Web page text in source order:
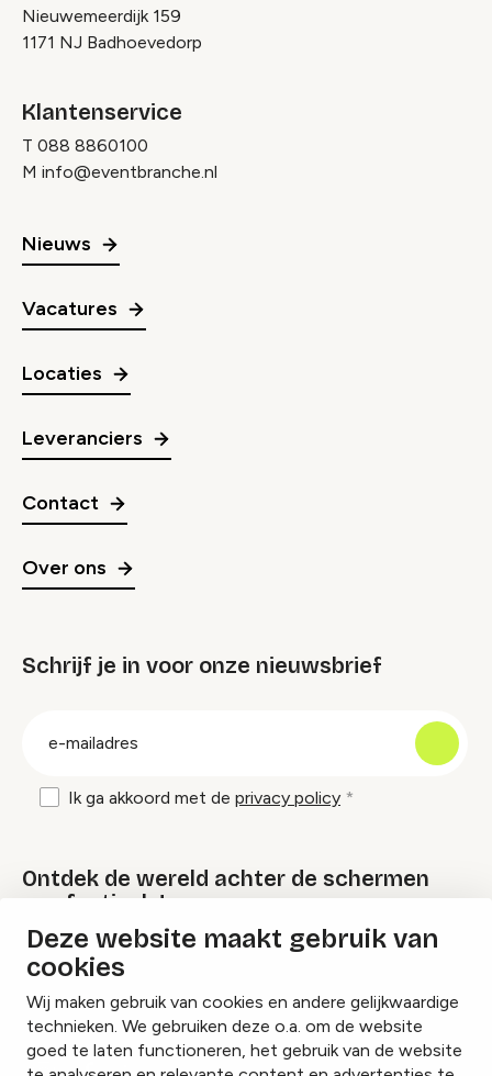
Deze website maakt gebruik van
cookies
Wij maken gebruik van cookies en andere gelijkwaardige
technieken. We gebruiken deze o.a. om de website
goed te laten functioneren, het gebruik van de website
Nieuwemeerdijk 159
1171 NJ Badhoevedorp
Klantenservice
T 088 8860100
M info@eventbranche.nl
Nieuws
Vacatures
Locaties
Leveranciers
Contact
Over ons
Schrijf je in voor onze nieuwsbrief
Ik ga akkoord met de privacy policy
Ontdek de wereld achter de schermen
van festivals!
Lees onze Festival Specials